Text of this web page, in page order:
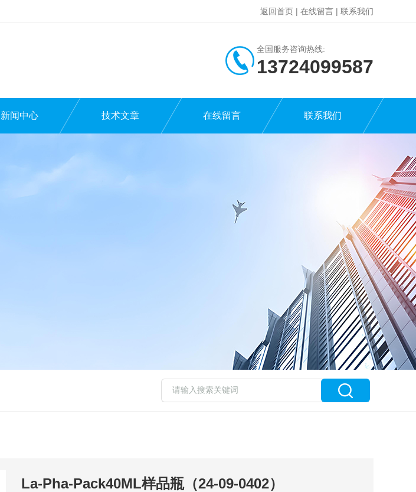
返回首页 | 在线留言 | 联系我们
全国服务咨询热线:
13724099587
新闻中心 技术文章 在线留言 联系我们
La-Pha-Pack40ML样品瓶（24-09-0402）